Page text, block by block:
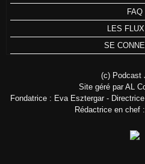
FAQ
LES
SE
(c) Podcast
Site géré par AL
Fondatrice : Eva Esztergar -
Rédactrice en chef